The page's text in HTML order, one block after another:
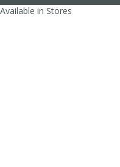
Available in Stores